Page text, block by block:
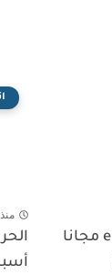
رابط تنزيل eFootball 2024 مجانا
منذ 3 سنة